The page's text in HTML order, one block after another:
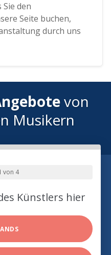
Sie den
Seite buchen,
durch uns
von
Musikern
von 4
Künstlers hier